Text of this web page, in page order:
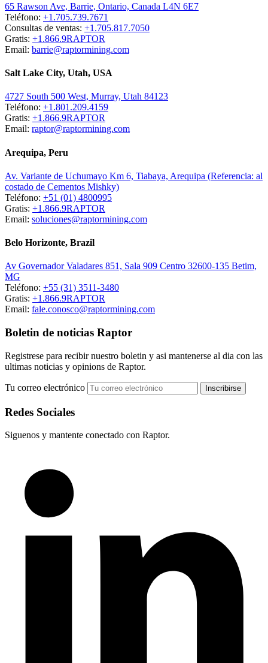
65 Rawson Ave, Barrie, Ontario, Canada L4N 6E7
Teléfono: +1.705.739.7671
Consultas de ventas: +1.705.817.7050
Gratis: +1.866.9RAPTOR
Email: barrie@raptormining.com
Salt Lake City, Utah, USA
4727 South 500 West, Murray, Utah 84123
Teléfono: +1.801.209.4159
Gratis: +1.866.9RAPTOR
Email: raptor@raptormining.com
Arequipa, Peru
Av. Variante de Uchumayo Km 6, Tiabaya, Arequipa (Referencia: al
costado de Cementos Mishky)
Teléfono: +51 (01) 4800995
Gratis: +1.866.9RAPTOR
Email: soluciones@raptormining.com
Belo Horizonte, Brazil
Av Governador Valadares 851, Sala 909 Centro 32600-135 Betim,
MG
Teléfono: +55 (31) 3511-3480
Gratis: +1.866.9RAPTOR
Email: fale.conosco@raptormining.com
Boletin de noticias Raptor
Registrese para recibir nuestro boletin y asi mantenerse al dia con las
ultimas noticias y opinions de Raptor.
Tu correo electrónico
Redes Sociales
Siguenos y mantente conectado con Raptor.